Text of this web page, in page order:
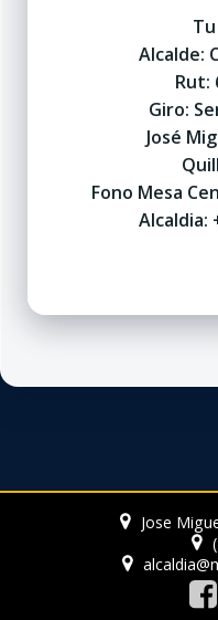
Alcalde:
Rut:
Giro:
José
Fono Mesa
Alcaldia:
Jose